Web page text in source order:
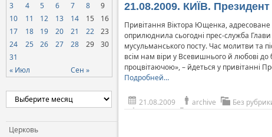
« Июл Сен »
3
4 5 6 7 8
9
10
11 12 13 14 15
16
17
18 19 20 21 22
23
24
25 26 27 28 29
30
31
Церковь
21.08.2009. КИЇВ.
Привітання Віктора Ющенка,
оприлюднила сьогодні прес-служба
мусульманського посту. Час молитви та
всім нам віри у Всевишнього й любові
процвітаючою», – йдеться у привітанні
Подробней…
21.08.2009 archive Без